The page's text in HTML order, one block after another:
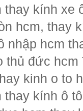
thay kính xe
hcm, thay
nhập hcm
thủ đức
kinh o to
thay kính ô